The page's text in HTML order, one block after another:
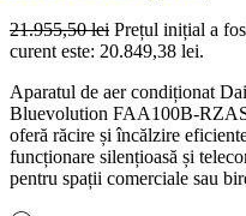
21.955,50lei Prețul inițial a
curent este: 20.849,38 lei.
Aparatul de aer condiționat
Bluevolution FAA100B-
oferă răcire și încălzire
funcționare silențioasă și
pentru spații comerciale sau